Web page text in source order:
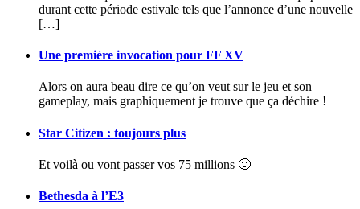
durant cette période estivale tels que l’annonce d’une nouvelle
[…]
Une première invocation pour FF XV
Alors on aura beau dire ce qu’on veut sur le jeu et son
gameplay, mais graphiquement je trouve que ça déchire !
Star Citizen : toujours plus
Et voilà ou vont passer vos 75 millions 🙂
Bethesda à l’E3